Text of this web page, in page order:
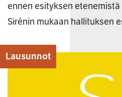
ennen esityksen
Sirénin mukaan hallituksen
Lausunnot